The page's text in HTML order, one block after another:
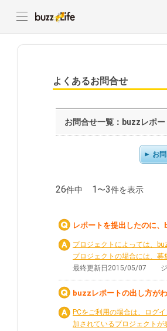
よくあるお問合せ
お問合せ一覧：buzzレポー
お
26件中 1〜3件を表示
レポートを提出したのに
プロジェクトによっては、
プロジェクトの場合には、
最終更新日2015/05/07 ジ
buzzレポートの出し方が
PCをご利用の場合は、ログ
加されているプロジェクト